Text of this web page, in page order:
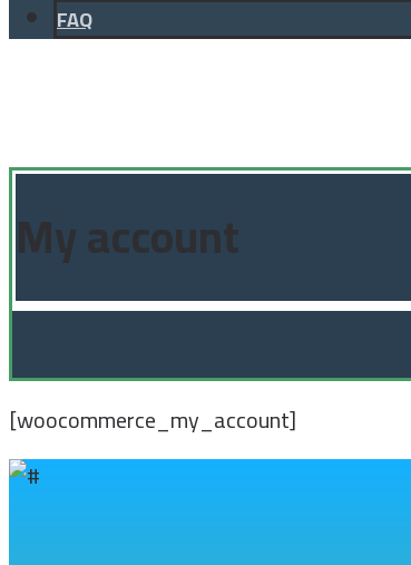
FAQ
My account
[woocommerce_my_account]